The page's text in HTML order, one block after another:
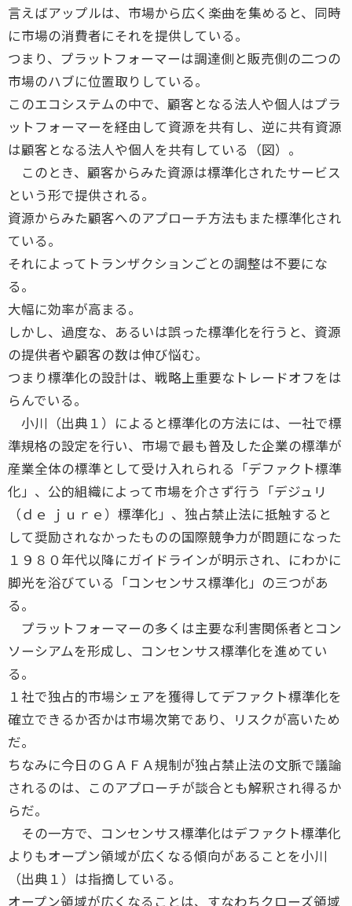
言えばアップルは、市場から広く楽曲を集めると、同時
に市場の消費者にそれを提供している。
つまり、プラットフォーマーは調達側と販売側の二つの
市場のハブに位置取りしている。
このエコシステムの中で、顧客となる法人や個人はプラ
ットフォーマーを経由して資源を共有し、逆に共有資源
は顧客となる法人や個人を共有している（図）。
このとき、顧客からみた資源は標準化されたサービス
という形で提供される。
資源からみた顧客へのアプローチ方法もまた標準化され
ている。
それによってトランザクションごとの調整は不要にな
る。
大幅に効率が高まる。
しかし、過度な、あるいは誤った標準化を行うと、資源
の提供者や顧客の数は伸び悩む。
つまり標準化の設計は、戦略上重要なトレードオフをは
らんでいる。
小川（出典１）によると標準化の方法には、一社で標
準規格の設定を行い、市場で最も普及した企業の標準が
産業全体の標準として受け入れられる「デファクト標準
化」、公的組織によって市場を介さず行う「デジュリ
（ｄｅ ｊｕｒｅ）標準化」、独占禁止法に抵触すると
して奨励されなかったものの国際競争力が問題になった
１９８０年代以降にガイドラインが明示され、にわかに
脚光を浴びている「コンセンサス標準化」の三つがあ
る。
プラットフォーマーの多くは主要な利害関係者とコン
ソーシアムを形成し、コンセンサス標準化を進めてい
る。
１社で独占的市場シェアを獲得してデファクト標準化を
確立できるか否かは市場次第であり、リスクが高いため
だ。
ちなみに今日のＧＡＦＡ規制が独占禁止法の文脈で議論
されるのは、このアプローチが談合とも解釈され得るか
らだ。
その一方で、コンセンサス標準化はデファクト標準化
よりもオープン領域が広くなる傾向があることを小川
（出典１）は指摘している。
オープン領域が広くなることは、すなわちクローズ領域